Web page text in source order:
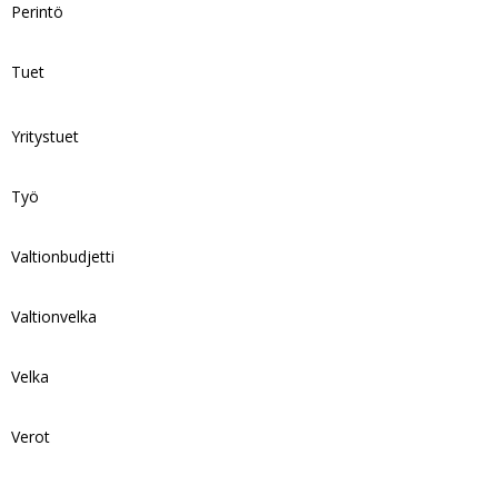
Perintö
Tuet
Yritystuet
Työ
Valtionbudjetti
Valtionvelka
Velka
Verot